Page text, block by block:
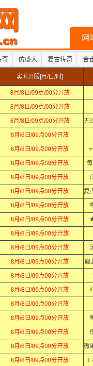
网
奇 仿盛大 复古传奇 合
实时开服[月/日/时]
8月/8日/09点/00分开放
8月/8日/09点/00分开放
8月/8日/09点/00分开放
8月/8日/09点00分开放
8月/8日/09点00分开放
8月/8日/09点00分开放
8月/8日/09点00分开放
8月/8日/09点00分开放
8月/8日/09点00分开放
8月/8日/09点00分开放
8月/8日/09点00分开放
8月/8日/09点00分开放
8月/8日/09点00分开放 魔
8月/8日/09点00分开放
8月/8日/09点00分开放
8月/8日/09点00分开放
8月/8日/09点00分开放
8月/8日/09点00分开放
8月/8日/09点00分开放
8月/8日/09点00分开放